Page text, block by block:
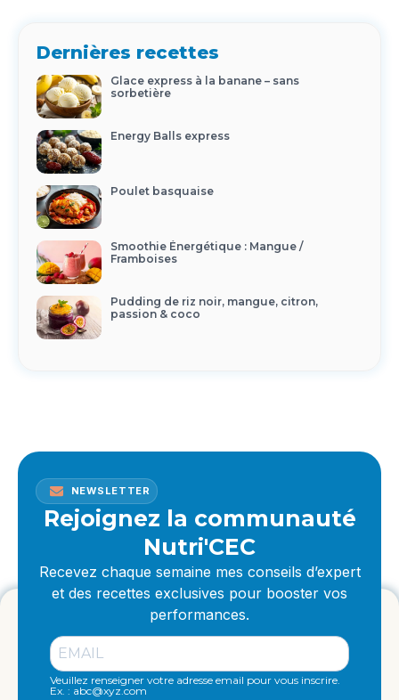
Dernières recettes
Glace express à la banane – sans
sorbetière
Energy Balls express
Poulet basquaise
Smoothie Énergétique : Mangue /
Framboises
Pudding de riz noir, mangue, citron,
passion & coco
NEWSLETTER
Rejoignez la communauté
Nutri'CEC
Recevez chaque semaine mes conseils d’expert
et des recettes exclusives pour booster vos
performances.
Veuillez renseigner votre adresse email pour vous inscrire.
Ex. : abc@xyz.com